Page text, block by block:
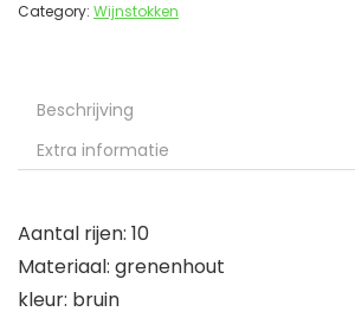
Category: Wijnstokken
Beschrijving
Extra informatie
Aantal rijen: 10
Materiaal: grenenhout
kleur: bruin